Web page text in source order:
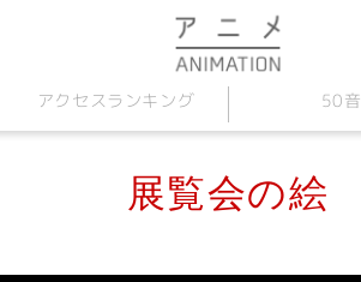
アクセス ランキング 50音
展覧会の絵